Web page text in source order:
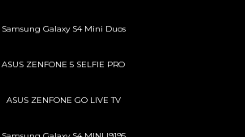
Samsung Galaxy S4 Mini Duos
ASUS ZENFONE 5 SELFIE PRO
ASUS ZENFONE GO LIVE TV